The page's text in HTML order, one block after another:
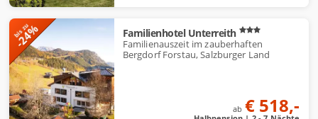
Familienhotel Unterreith
Familienauszeit im zauberhaften
Bergdorf Forstau, Salzburger Land
ab € 518,-
bis zu
-24%